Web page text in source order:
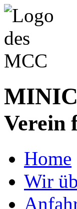
Verein
Home
Wir